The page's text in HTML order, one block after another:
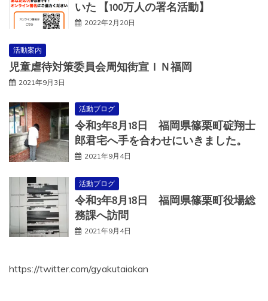
いた 【100万人の署名活動】
2022年2月20日
活動案内
児童虐待対策委員会周知街宣ＩＮ福岡
2021年9月3日
活動ブログ
令和3年8月18日 福岡県篠栗町碇翔士
郎君宅へ手を合わせにいきました。
2021年9月4日
活動ブログ
令和3年8月18日 福岡県篠栗町役場総
務課へ訪問
2021年9月4日
https://twitter.com/gyakutaiakan